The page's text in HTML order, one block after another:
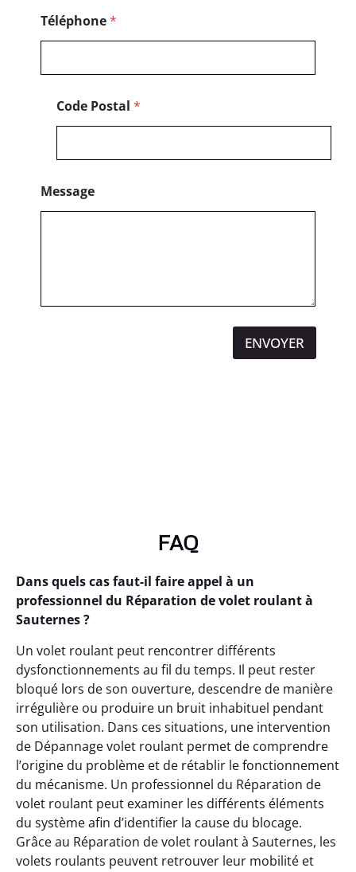
Téléphone*
Code Postal *
Message
ENVOYER
FAQ
Dans quels cas faut-il faire appel à un
professionnel du Réparation de volet roulant à
Sauternes ?
Un volet roulant peut rencontrer différents
dysfonctionnements au fil du temps. Il peut rester
bloqué lors de son ouverture, descendre de manière
irrégulière ou produire un bruit inhabituel pendant
son utilisation. Dans ces situations, une intervention
de Dépannage volet roulant permet de comprendre
l’origine du problème et de rétablir le fonctionnement
du mécanisme. Un professionnel du Réparation de
volet roulant peut examiner les différents éléments
du système afin d’identifier la cause du blocage.
Grâce au Réparation de volet roulant à Sauternes, les
volets roulants peuvent retrouver leur mobilité et